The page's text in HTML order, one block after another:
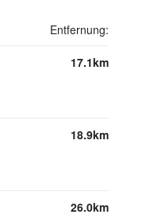
Entfernung:
17.1km
18.9km
26.0km